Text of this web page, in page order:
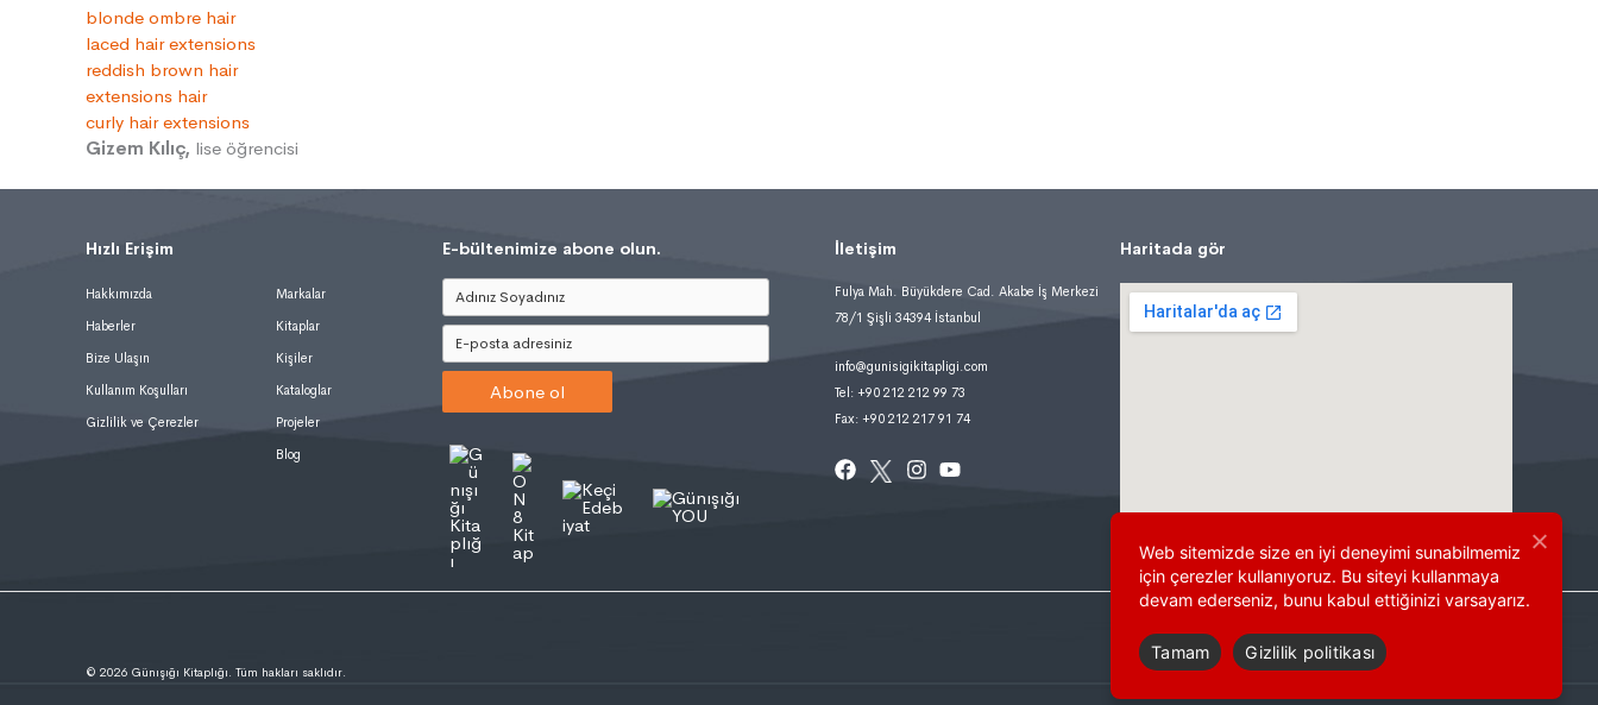
blonde ombre hair
laced hair extensions
reddish brown hair
extensions hair
curly hair extensions
Gizem Kılıç, lise öğrencisi
Hızlı Erişim
Hakkımızda
Haberler
Bize Ulaşın
Kullanım Koşulları
Gizlilik ve Çerezler
Markalar
Kitaplar
Kişiler
Kataloglar
Projeler
Blog
E-bültenimize abone olun.
Abone ol
İletişim
Fulya Mah. Büyükdere Cad. Akabe İş Merkezi
78/1 Şişli 34394 İstanbul
info@gunisigikitapligi.com
Tel: +90 212 212 99 73
Fax: +90 212 217 91 74
Haritada gör
© 2026 Günışığı Kitaplığı. Tüm hakları saklıdır.
Web sitemizde size en iyi deneyimi sunabilmemiz
için çerezler kullanıyoruz. Bu siteyi kullanmaya
devam ederseniz, bunu kabul ettiğinizi varsayarız.
Tamam Gizlilik politikası